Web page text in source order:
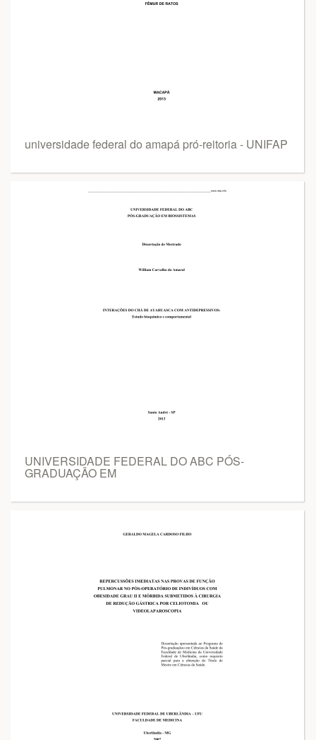
universidade federal do amapá pró-reitoria - UNIFAP
UNIVERSIDADE FEDERAL DO ABC PÓS-
GRADUAÇÃO EM